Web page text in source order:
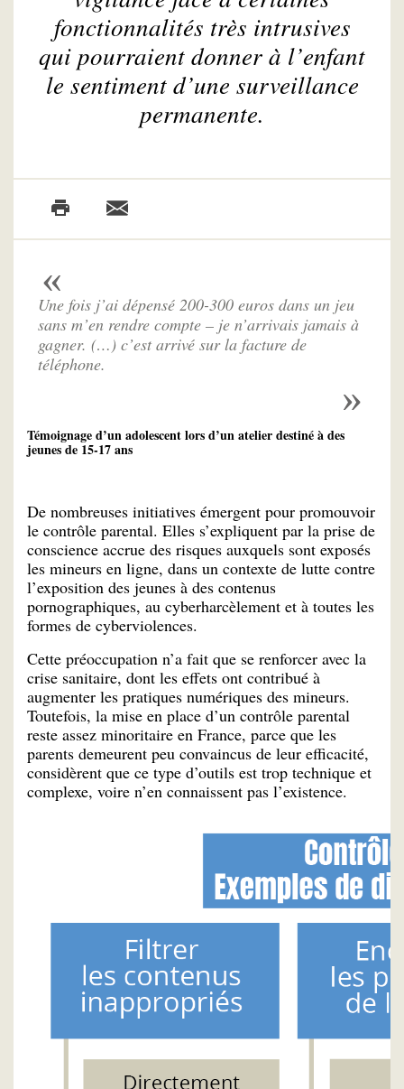
fonctionnalités très intrusives
qui pourraient donner à l’enfant
le sentiment d’une surveillance
permanente.
Une fois j’ai dépensé 200-300 euros dans un jeu
sans m’en rendre compte – je n’arrivais jamais à
gagner. (…) c’est arrivé sur la facture de
téléphone.
Témoignage d’un adolescent lors d’un atelier destiné à des
jeunes de 15-17 ans
De nombreuses initiatives émergent pour promouvoir
le contrôle parental. Elles s’expliquent par la prise de
conscience accrue des risques auxquels sont exposés
les mineurs en ligne, dans un contexte de lutte contre
l’exposition des jeunes à des contenus
pornographiques, au cyberharcèlement et à toutes les
formes de cyberviolences.
Cette préoccupation n’a fait que se renforcer avec la
crise sanitaire, dont les effets ont contribué à
augmenter les pratiques numériques des mineurs.
Toutefois, la mise en place d’un contrôle parental
reste assez minoritaire en France, parce que les
parents demeurent peu convaincus de leur efficacité,
considèrent que ce type d’outils est trop technique et
complexe, voire n’en connaissent pas l’existence.